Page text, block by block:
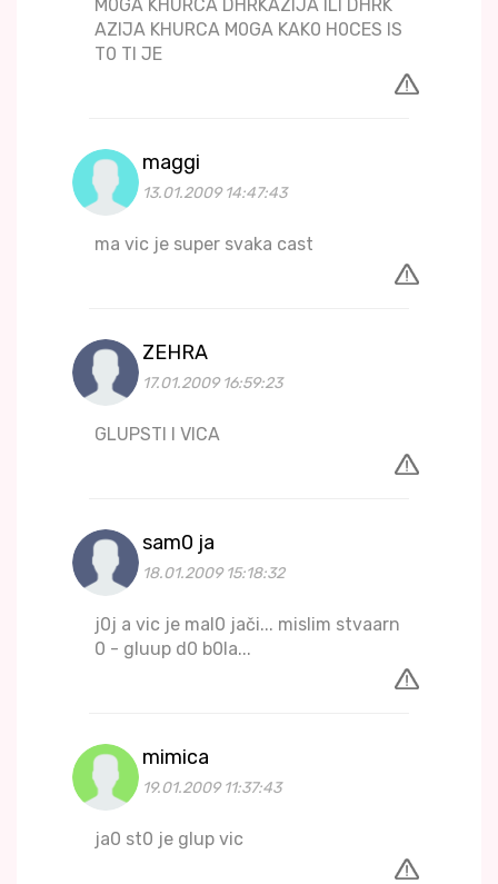
M0GA KHURCA DHRKAZIJA ILI DHRK
AZIJA KHURCA M0GA KAK0 H0CES IS
T0 TI JE
maggi
13.01.2009 14:47:43
ma vic je super svaka cast
ZEHRA
17.01.2009 16:59:23
GLUPSTI I VICA
sam0 ja
18.01.2009 15:18:32
j0j a vic je mal0 jači... mislim stvaarn
0 - gluup d0 b0la...
mimica
19.01.2009 11:37:43
ja0 st0 je glup vic